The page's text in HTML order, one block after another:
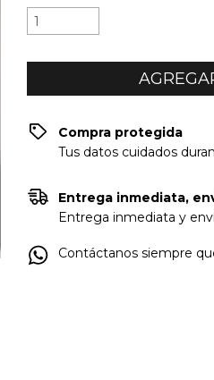
Compra protegida
Tus datos cuidados
Entrega inmediata,
Entrega inmediata y
Contáctanos siempre